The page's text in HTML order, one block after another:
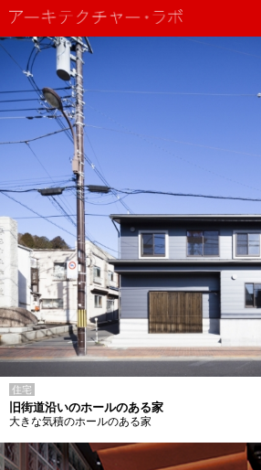
住宅
旧街道沿いのホールのある家
大きな気積のホールのある家